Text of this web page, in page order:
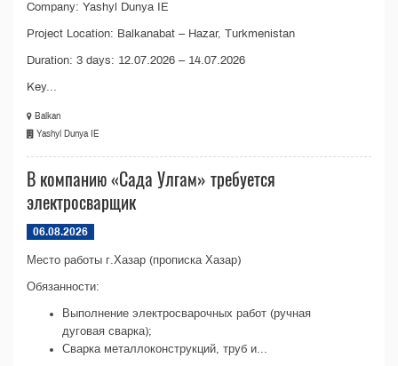
Company: Yashyl Dunya IE
Project Location: Balkanabat – Hazar, Turkmenistan
Duration: 3 days: 12.07.2026 – 14.07.2026
Key...
Balkan
Yashyl Dunya IE
В компанию «Сада Улгам» требуется
электросварщик
06.08.2026
Место работы г.Хазар (прописка Хазар)
Обязанности:
Выполнение электросварочных работ (ручная
дуговая сварка);
Сварка металлоконструкций, труб и...